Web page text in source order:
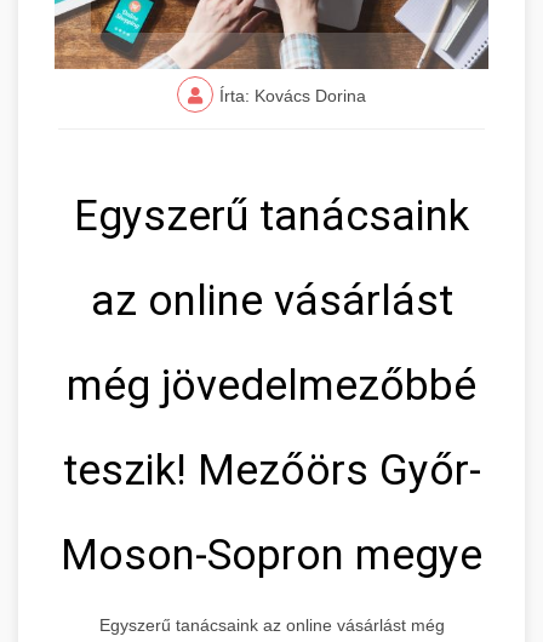
Írta: Kovács Dorina
Egyszerű tanácsaink
az online vásárlást
még jövedelmezőbbé
teszik! Mezőörs Győr-
Moson-Sopron megye
Egyszerű tanácsaink az online vásárlást még